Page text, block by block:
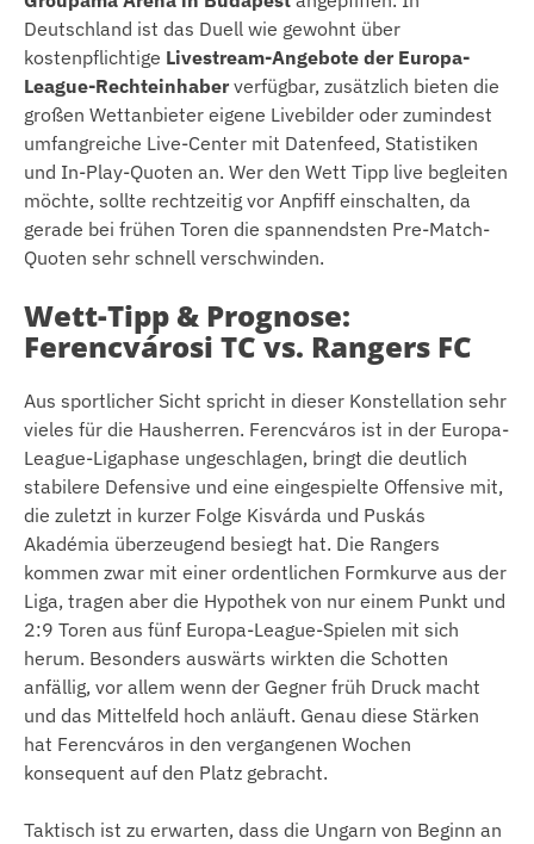
Deutschland ist das Duell wie gewohnt über
kostenpflichtige Livestream-Angebote der Europa-
League-Rechteinhaber verfügbar, zusätzlich bieten die
großen Wettanbieter eigene Livebilder oder zumindest
umfangreiche Live-Center mit Datenfeed, Statistiken
und In-Play-Quoten an. Wer den Wett Tipp live begleiten
möchte, sollte rechtzeitig vor Anpfiff einschalten, da
gerade bei frühen Toren die spannendsten Pre-Match-
Quoten sehr schnell verschwinden.
Wett-Tipp & Prognose:
Ferencvárosi TC vs. Rangers FC
Aus sportlicher Sicht spricht in dieser Konstellation sehr
vieles für die Hausherren. Ferencváros ist in der Europa-
League-Ligaphase ungeschlagen, bringt die deutlich
stabilere Defensive und eine eingespielte Offensive mit,
die zuletzt in kurzer Folge Kisvárda und Puskás
Akadémia überzeugend besiegt hat. Die Rangers
kommen zwar mit einer ordentlichen Formkurve aus der
Liga, tragen aber die Hypothek von nur einem Punkt und
2:9 Toren aus fünf Europa-League-Spielen mit sich
herum. Besonders auswärts wirkten die Schotten
anfällig, vor allem wenn der Gegner früh Druck macht
und das Mittelfeld hoch anläuft. Genau diese Stärken
hat Ferencváros in den vergangenen Wochen
konsequent auf den Platz gebracht.
Taktisch ist zu erwarten, dass die Ungarn von Beginn an